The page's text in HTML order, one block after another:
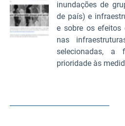
inundações de
de país) e
e sobre os efeitos
nas
selecionadas,
prioridade às